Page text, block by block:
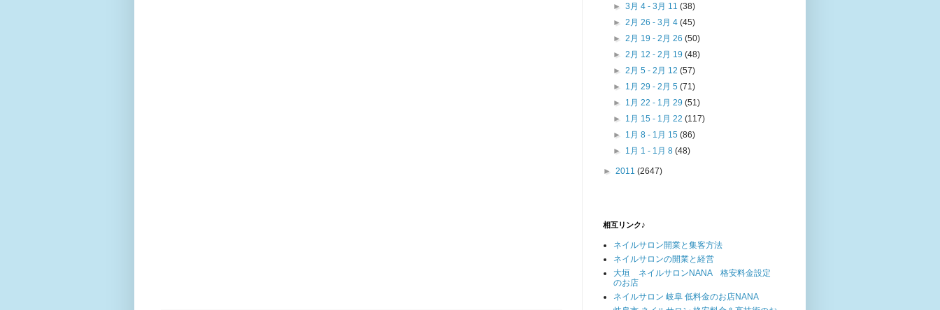
►3月 4 - 3月 11(38)
►2月 26 - 3月 4(45)
►2月 19 - 2月 26(50)
►2月 12 - 2月 19(48)
►2月 5 - 2月 12(57)
► 1月 29 - 2月 5(71)
► 1月 22 - 1月 29(51)
► 1月 15 - 1月 22(117)
► 1月 8 - 1月 15(86)
► 1月 1 - 1月 8(48)
► 2011 (2647)
相互リンク♪
ネイルサロン開業と集客方法
ネイルサロンの開業と経営
大垣 ネイルサロンNANA 格安料金設定
のお店
ネイルサロン 岐阜 低料金のお店NANA